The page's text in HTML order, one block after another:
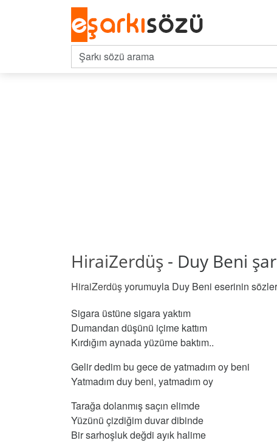
HiraiZerdüş - Duy Beni
HiraiZerdüşyorumuyla Duy Beni eserinin
Sigara üstüne sigara yaktım
Dumandan düşünü içime kattım
Kırdığım aynada yüzüme baktım..
Gelir dedim bu gece de yatmadım oy beni
Yatmadım duy beni, yatmadım oy
Tarağa dolanmış saçın elimde
Yüzünü çizdiğim duvar dibinde
Bir sarhoşluk değdi ayık halime